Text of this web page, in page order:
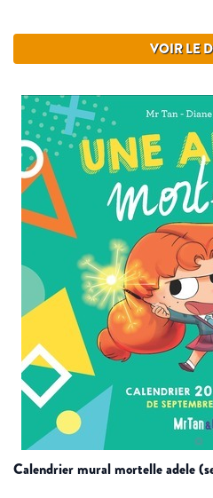
VOIR LE
calendrier mural mortelle adele